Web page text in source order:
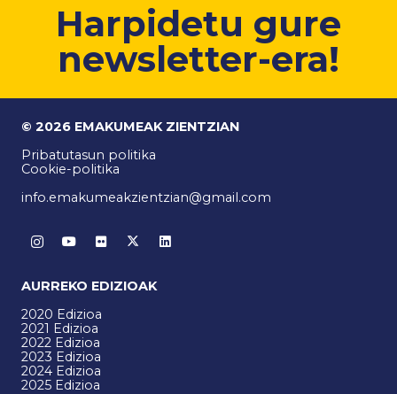
Harpidetu gure
newsletter-era!
© 2026 EMAKUMEAK ZIENTZIAN
Pribatutasun politika
Cookie-politika
info.emakumeakzientzian@gmail.com
AURREKO EDIZIOAK
2020 Edizioa
2021 Edizioa
2022 Edizioa
2023 Edizioa
2024 Edizioa
2025 Edizioa